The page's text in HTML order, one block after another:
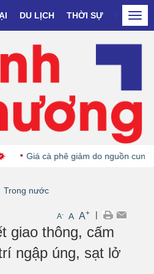
DU LỊCH THỜI SỰ DOANH
Giá cà phê giảm do nguồn cung
Trong nước
A- A A+ |
giao thông, cấm
ngập úng, sạt lở